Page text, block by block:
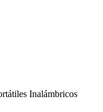
Inalámbricos